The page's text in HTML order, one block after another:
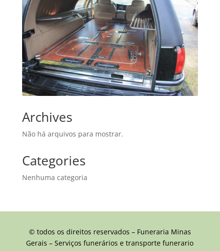
Archives
Não há arquivos para mostrar.
Categories
Nenhuma categoria
© todos os direitos reservados – Funeraria Minas
Gerais – Serviços funerários e transporte funerario